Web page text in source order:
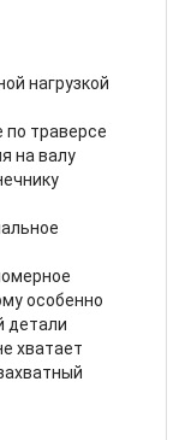
нагрузкой
траверсе
на валу
особенно
детали
хватает